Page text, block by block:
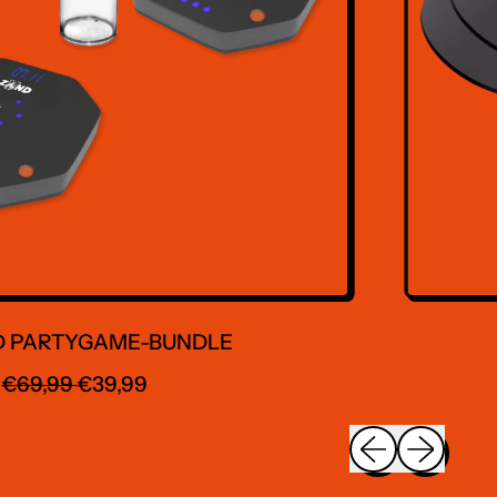
BUNDLE
PREIS
AKTIONSPREIS
€39,99
Vorheriges
Nächstes